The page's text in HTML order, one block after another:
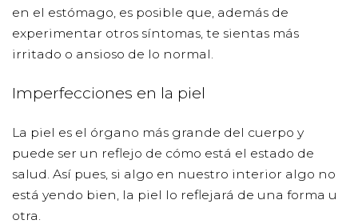
en el estómago, es posible que, además de
experimentar otros síntomas, te sientas más
irritado o ansioso de lo normal.
Imperfecciones en la piel
La piel es el órgano más grande del cuerpo y
puede ser un reflejo de cómo está el estado de
salud. Así pues, si algo en nuestro interior algo no
está yendo bien, la piel lo reflejará de una forma u
otra.